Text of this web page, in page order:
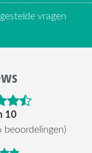
vragen
5 sterren
10